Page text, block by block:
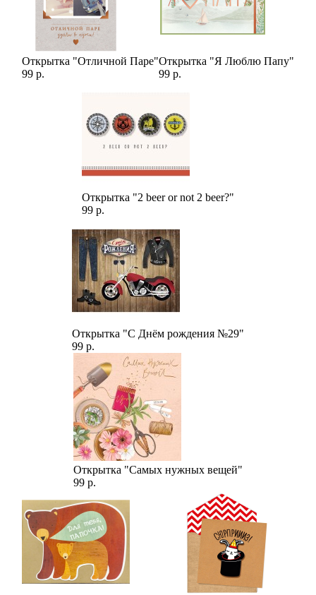
Открытка "Отличной Паре"
99 р.
Открытка "Я Люблю Папу"
99 р.
Открытка "2 beer or not 2 beer?"
99 р.
Открытка "С Днём рождения №29"
99 р.
Открытка "Самых нужных вещей"
99 р.